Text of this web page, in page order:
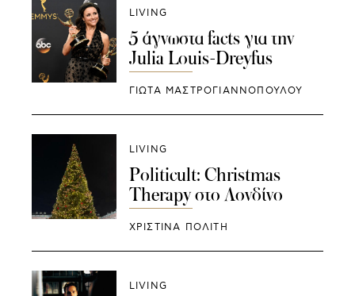
LIVING
5 άγνωστα facts για την
Julia Louis-Dreyfus
ΓΙΩΤΑ ΜΑΣΤΡΟΓΙΑΝΝΟΠΟΥΛΟΥ
LIVING
Politicult: Christmas
Therapy στο Λονδίνο
ΧΡΙΣΤΙΝΑ ΠΟΛΙΤΗ
LIVING